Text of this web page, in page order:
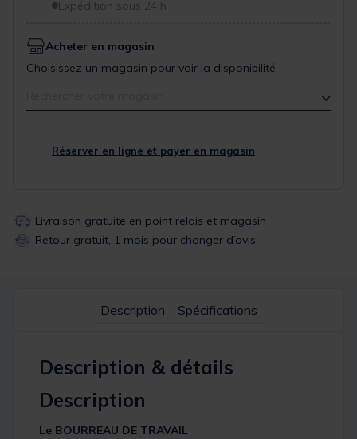
Expédition sous 24 h
Acheter en magasin
Choisissez un magasin pour voir la disponibilité
Réserver en ligne et payer en magasin
Livraison gratuite en point relais et magasin
Retour gratuit, 1 mois pour changer d’avis
Description Spécifications
Description & détails
Description
Le BOURREAU DE TRAVAIL